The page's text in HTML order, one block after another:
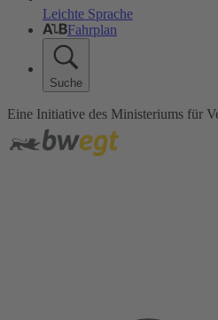
Leichte Sprache
Fahrplan
Suche
Eine Initiative des Ministeriums für